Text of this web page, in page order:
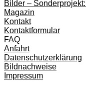
Bilder –
Magazin
Kontakt
Kontaktformular
FAQ
Anfahrt
Datenschutzerklärung
Bildnachweise
Impressum